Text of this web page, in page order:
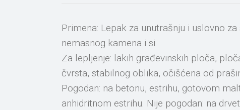
Primena: Lepak za unutrašnju i uslovno
nemasnog kamena i si.
Za lepljenje: lakih građevinskih ploča,
čvrsta, stabilnog oblika, očišćena od
Pogodan: na betonu, estrihu, gotovom
anhidritnom estrihu. Nije pogodan: na